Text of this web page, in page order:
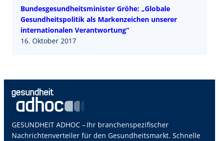
Bundesgesundheitsminister Gröhe: „Globale
Gesundheitspolitik als Markenzeichen unserer
internationalen Verantwortung“
16. Oktober 2017
GESUNDHEIT ADHOC – Ihr branchenspezifischer
Nachrichtenverteiler für den Gesundheitsmarkt. Schnelle